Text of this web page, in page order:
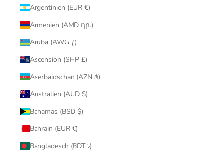
Argentinien (EUR €)
Armenien (AMD դր.)
Aruba (AWG ƒ)
Ascension (SHP £)
Aserbaidschan (AZN ₼)
Australien (AUD $)
Bahamas (BSD $)
Bahrain (EUR €)
Bangladesch (BDT ৳)